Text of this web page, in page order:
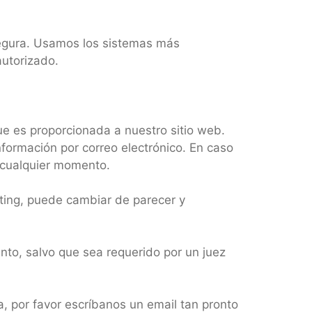
Usamos los sistemas más
es proporcionada a nuestro sitio web.
por correo electrónico. En caso
momento.
puede cambiar de parecer y
salvo que sea requerido por un juez
por favor escríbanos un email tan pronto